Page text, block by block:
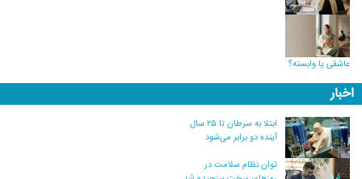
عاشقی یا وابسته؟
اخبار
ابتلا به سرطان تا ۲۵ سال
آینده دو برابر می‌شود
توان نظام سلامت در